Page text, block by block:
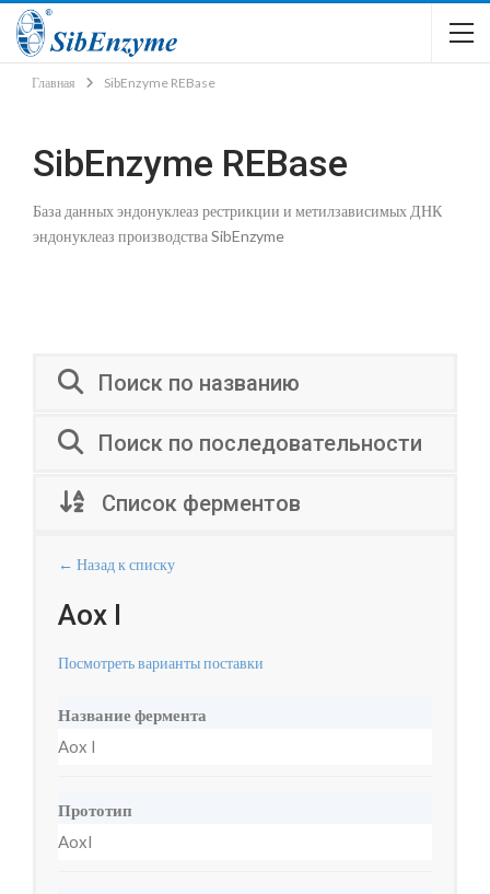
Главная SibEnzyme REBase
SibEnzyme REBase
База данных эндонуклеаз рестрикции и метилзависимых ДНК
эндонуклеаз производства SibEnzyme
Поиск по названию
Поиск по последовательности
Список ферментов
← Назад к списку
Aox I
Посмотреть варианты поставки
Название фермента
Aox I
Прототип
AoxI